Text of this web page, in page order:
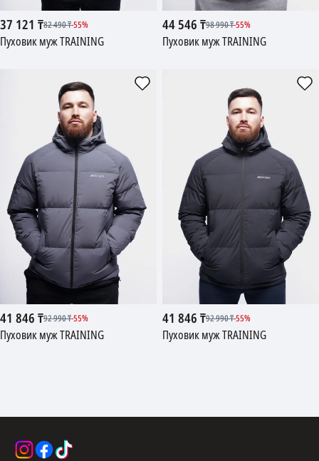
37 121 ₸82 490₸-55%
Пуховик муж TRAINING
44 546₸98 990₸-55%
Пуховик муж TRAINING
41 846₸92 990₸-55%
Пуховик муж TRAINING
41 846₸92 990₸-55%
Пуховик муж TRAINING